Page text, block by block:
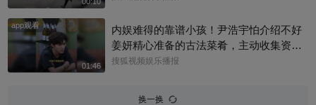
杰威尔已发声明追责，清者自清#周杰伦
app观看
01:46
内娱难得的靠谱小孩！尹浩宇怕介绍不好
姜妍精心准备的古法菜肴，主动收集资料
做PDF菜单，标注菜品地域背景配图，连
搜狐视频娱乐播报
换一换